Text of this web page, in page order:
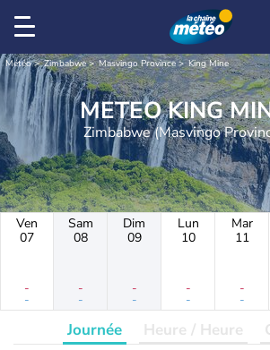
Météo Zimbabwe Masvingo Province King Mine
METEO KING
Zimbabwe (Masvingo
Ven
07
-
-
Sam
08
-
-
Dim
09
-
-
Lun
10
-
-
Mar
11
-
-
Journée Heure / Heure